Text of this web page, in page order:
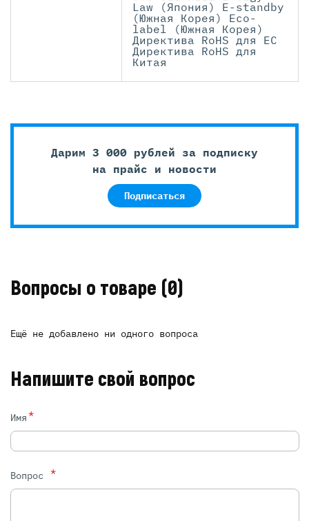
Law (Япония) E-standby
(Южная Корея) Eco-
label (Южная Корея)
Директива RoHS для ЕС
Директива RoHS для
Китая
Дарим 3 000 рублей за подписку
на прайс и новости
Подписаться
Вопросы о товаре (0)
Ещё не добавлено ни одного вопроса
Напишите свой вопрос
Имя*
Вопрос *